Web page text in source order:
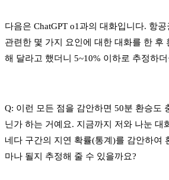
다음은 ChatGPT o1과의 대화입니다. 항
관련한 몇 가지 요인에 대한 대화를 한 후
해 달라고 했더니 5~10% 이하로 추정하
Q: 이런 모든 점을 감안하면 50분 환승도
닌가 하는 거예요. 지금까지 저와 나눈 대
네다 구간의 지연 확률(통계)를 감안하여
마나 될지 추정해 줄 수 있을까요?